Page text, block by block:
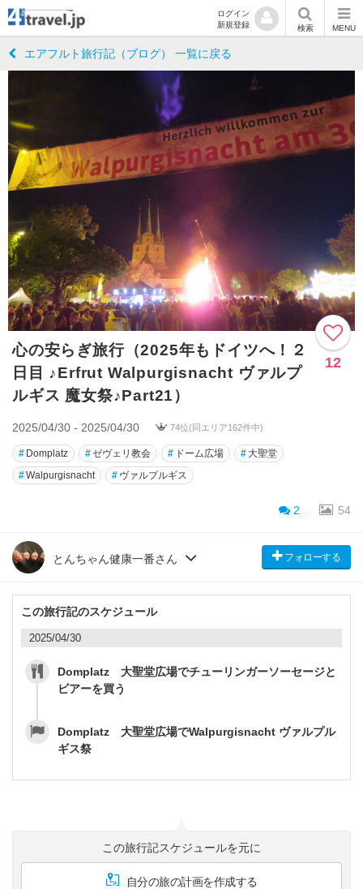
ログイン
新規登録
検索 MENU
エアフルト旅行記（ブログ） 一覧に戻る
心の安らぎ旅行（2025年もドイツへ！２
日目 ♪Erfrut Walpurgisnacht ヴァルプ
ルギス 魔女祭♪Part21）
12
2025/04/30 - 2025/04/30 74位(同エリア162件中)
# Domplatz #ゼヴェリ教会 # ドーム広場 # 大聖堂
#Walpurgisnacht # ヴァルプルギス
2 54
とんちゃん健康一番さん フォローする
この旅行記のスケジュール
2025/04/30
Domplatz 大聖堂広場でチューリンガーソーセージと
ビアーを買う
Domplatz 大聖堂広場でWalpurgisnacht ヴァルプル
ギス祭
この旅行記スケジュールを元に
自分の旅の計画を作成する